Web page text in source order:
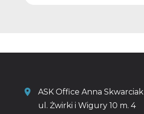
ASK Office Anna Skwarciak
ul. Żwirki i Wigury 10 m. 4